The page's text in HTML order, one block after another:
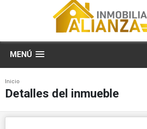
MENÚ
Inicio
Detalles del inmueble